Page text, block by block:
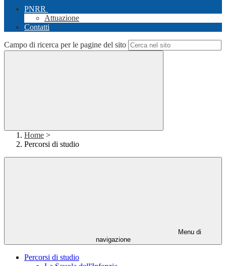
PNRR
Attuazione
Contatti
Campo di ricerca per le pagine del sito
Home >
Percorsi di studio
Menu di
navigazione
Percorsi di studio